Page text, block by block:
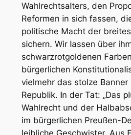
Wahlrechtsalters, den
Reformen in sich fassen,
politische Macht der
sichern. Wir lassen über
schwarzrotgoldenen
bürgerlichen
vielmehr das stolze Banner
Republik. In der Tat: „Das
Wahlrecht und der
im bürgerlichen Preußen-
leibliche Geschwister. Aus